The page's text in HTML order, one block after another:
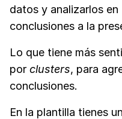
datos y analizarlos
conclusiones a la
Lo que tiene más
por clusters, para
conclusiones.
En la plantilla tienes